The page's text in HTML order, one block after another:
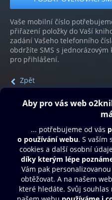
Vaše mobilní číslo
přiřazení položky do Vaší
zadání Vašeho telefonního
obdržíte SMS s jednorázovým
pro přihlášení.
Zpět
Obsah ke stažení
Moje O2 Knihovna
Další zábava